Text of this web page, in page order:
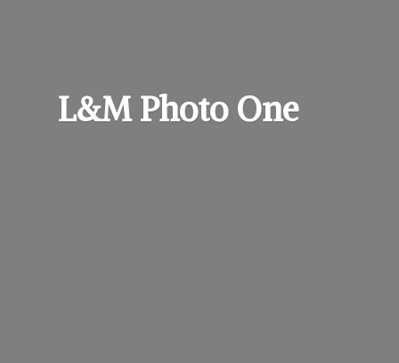
L&MPhoto One